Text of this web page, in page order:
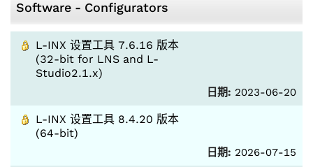
Software - Configurators
L-INX 设置工具 7.6.16 版本
(32-bit for LNS and L-
Studio2.1.x)
日期: 2023-06-20
L-INX 设置工具 8.4.20 版本
(64-bit)
日期: 2026-07-15